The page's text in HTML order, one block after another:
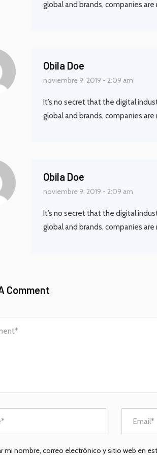
global and brands, companies are
Obila Doe
noviembre 9, 2019 - 2:09 am
It’s no secret that the digital
global and brands, companies are
Obila Doe
noviembre 9, 2019 - 2:09 am
It’s no secret that the digital
global and brands, companies are
Comment
mi nombre, correo electrónico y sitio web en